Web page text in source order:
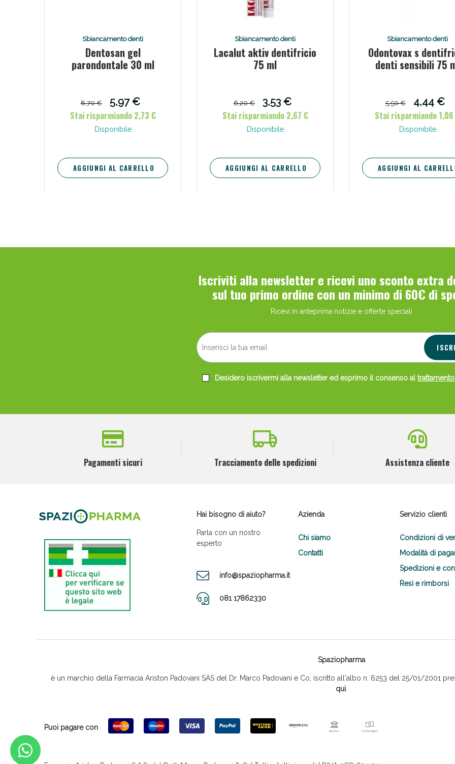
Sbiancamento denti
Dentosan gel
parondontale 30 ml
8,70 €
5,97 €
Stai risparmiando 2,73 €
Disponibile
AGGIUNGI AL CARRELLO
Sbiancamento denti
Lacalut aktiv dentifricio
75 ml
6,20 €
3,53 €
Stai risparmiando 2,67 €
Disponibile
AGGIUNGI AL CARRELLO
Sbiancamento denti
Odontovax s
denti sensibili 75
5,50 €
4,44 €
Stai risparmiando
Disponibile
AGGIUNGI AL
Iscriviti alla newsletter e ricevi uno sconto extra
sul tuo primo ordine con un minimo di 60€ di
Ricevi in anteprima notizie e offerte speciali
Desidero iscrivermi alla newsletter ed esprimo il consenso al
Pagamenti sicuri Tracciamento delle spedizioni Assistenza cliente
Hai bisogno di aiuto?
Parla con un nostro
esperto
info@spaziopharma.it
081 17862330
Azienda
Chi siamo
Contatti
Servizio clienti
Condizioni di
Modalità di
Spedizioni e
Resi e rimborsi
Spaziopharma
è un marchio della Farmacia Ariston Padovani SAS del Dr. Marco Padovani e Co, iscritto all'albo n. 6253 del 25/01/2001
qui.
Puoi pagare con